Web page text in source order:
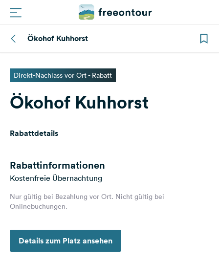
Plätze
Magazin
Einloggen
Newsletter
Feedback
Ökohof Kuhhorst
Direkt-Nachlass vor Ort - Rabatt
Ökohof Kuhhorst
Rabattdetails
Rabattinformationen
Kostenfreie Übernachtung
Nur gültig bei Bezahlung vor Ort. Nicht gültig bei
Onlinebuchungen.
Details zum Platz ansehen